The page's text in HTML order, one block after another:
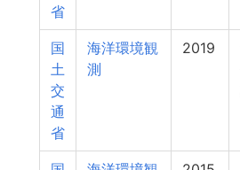
省
国
土
交
通
省
海洋環境観
測
2019